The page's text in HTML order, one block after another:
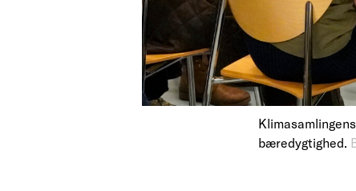
bæredygtighed.